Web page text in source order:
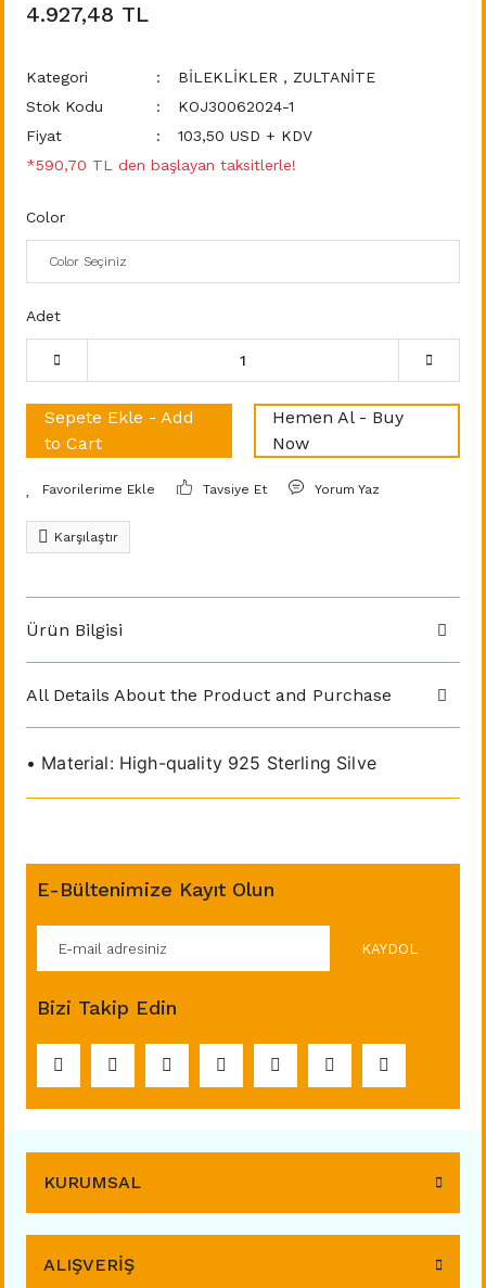
4.927,48 TL
Kategori BİLEKLİKLER , ZULTANİTE
Stok Kodu
KOJ30062024-1
Fiyat
103,50 USD + KDV
*590,70 TL den başlayan taksitlerle!
Color
Adet
Sepete Ekle - Add
to Cart
Hemen Al - Buy
Now
Tavsiye Et Yorum Yaz
Karşılaştır
Ürün Bilgisi
All Details About the Product and Purchase
• Material: High-quality 925 Sterling Silve
E-Bültenimize Kayıt Olun
KAYDOL
Bizi Takip Edin
KURUMSAL
ALIŞVERİŞ